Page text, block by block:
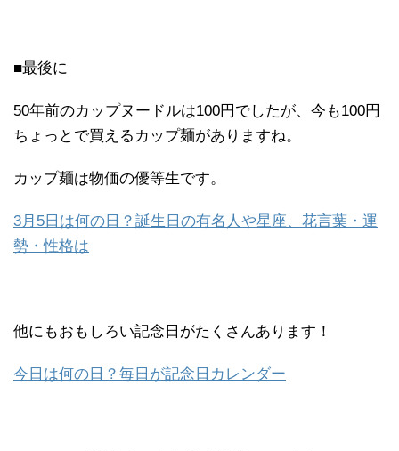
■最後に
50年前のカップヌードルは100円でしたが、今も100円
ちょっとで買えるカップ麺がありますね。
カップ麺は物価の優等生です。
3月5日は何の日？誕生日の有名人や星座、花言葉・運
勢・性格は
他にもおもしろい記念日がたくさんあります！
今日は何の日？毎日が記念日カレンダー